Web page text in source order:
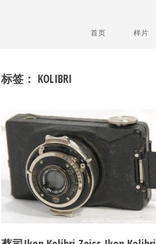
首页 样片
标签： KOLIBRI